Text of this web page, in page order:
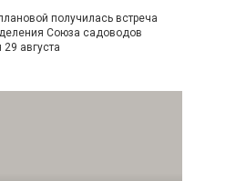
получилась встреча
Союза садоводов
августа